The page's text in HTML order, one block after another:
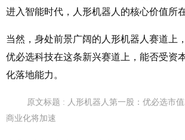
进入智能时代，人形机器人的核心价值所在
当然，身处前景广阔的人形机器人赛道上
优必选科技在这条新兴赛道上，能否受资
化落地能力。
原文标题 : 人形机器人第一股：优必选市
商业化将加速